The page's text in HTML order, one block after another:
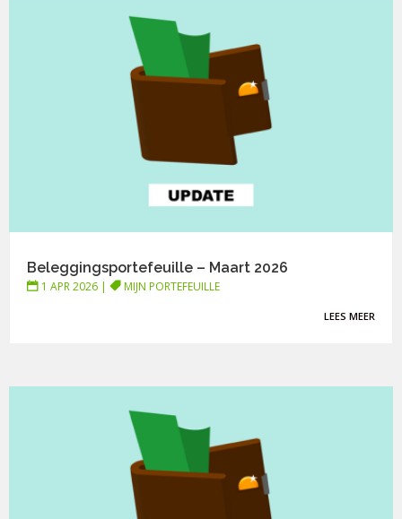
Beleggingsportefeuille – Maart 2026
1 APR 2026 | MIJN PORTEFEUILLE
LEES MEER